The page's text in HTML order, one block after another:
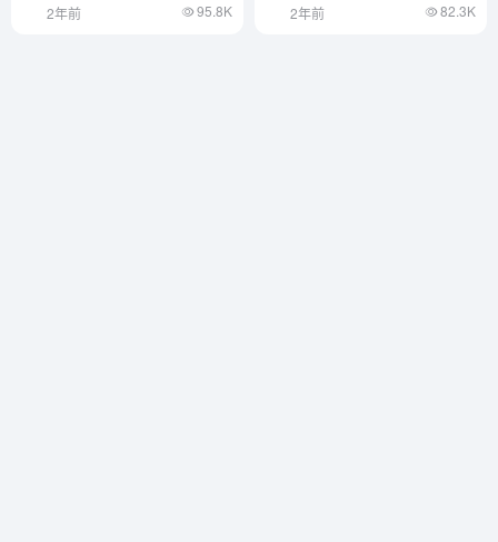
2年前 95.8K 2年前 82.3K